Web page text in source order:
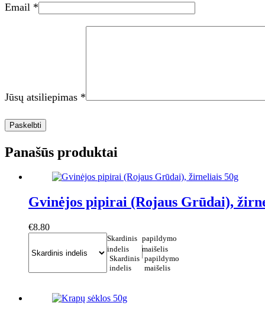
Email *
Jūsų atsiliepimas *
Paskelbti
Panašūs produktai
Gvinėjos pipirai (Rojaus Grūdai),
€8.80
Skardinis
indelis
Skardinis
indelis
papildymo
maišelis
papildymo
maišelis
has